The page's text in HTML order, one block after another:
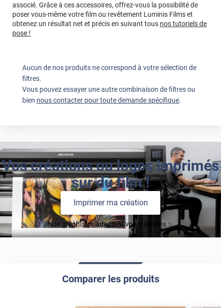
associé. Grâce à ces accessoires, offrez-vous la possibilité de
poser vous-même votre film ou revêtement Luminis Films et
obtenez un résultat net et précis en suivant tous nos tutoriels de
pose !
Aucun de nos produits ne correspond à votre sélection de
filtres.
Vous pouvez essayer une autre combinaison de filtres ou
bien nous contacter pour toute demande spécifique.
Vos créations ou logos imprimés
sur du film !
Imprimer ma création
Nos graphistes adaptent vos créations ✨
Comparer les produits